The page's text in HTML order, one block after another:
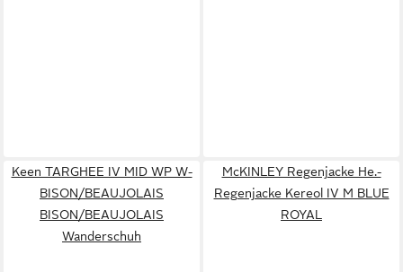
Keen TARGHEE IV MID WP W-
BISON/BEAUJOLAIS
BISON/BEAUJOLAIS
Wanderschuh
McKINLEY Regenjacke He.-
Regenjacke Kereol IV M BLUE
ROYAL